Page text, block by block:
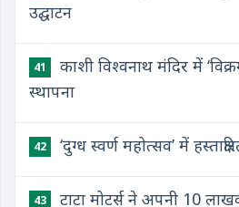
उद्घाटन
41
काशी विश्वनाथ मंदिर में
स्थापना
42 ‘दुग्ध स्वर्ण महोत्सव’ में
43 टाटा मोटर्स ने अपनी 10